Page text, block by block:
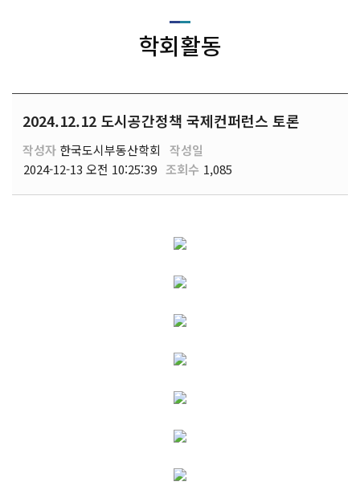
학회활동
2024.12.12 도시공간정책 국제컨퍼런스 토론
작성자 한국도시부동산학회
작성일
2024-12-13 오전 10:25:39 조회수 1,085